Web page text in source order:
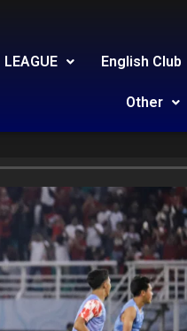
LEAGUE English Club
Other